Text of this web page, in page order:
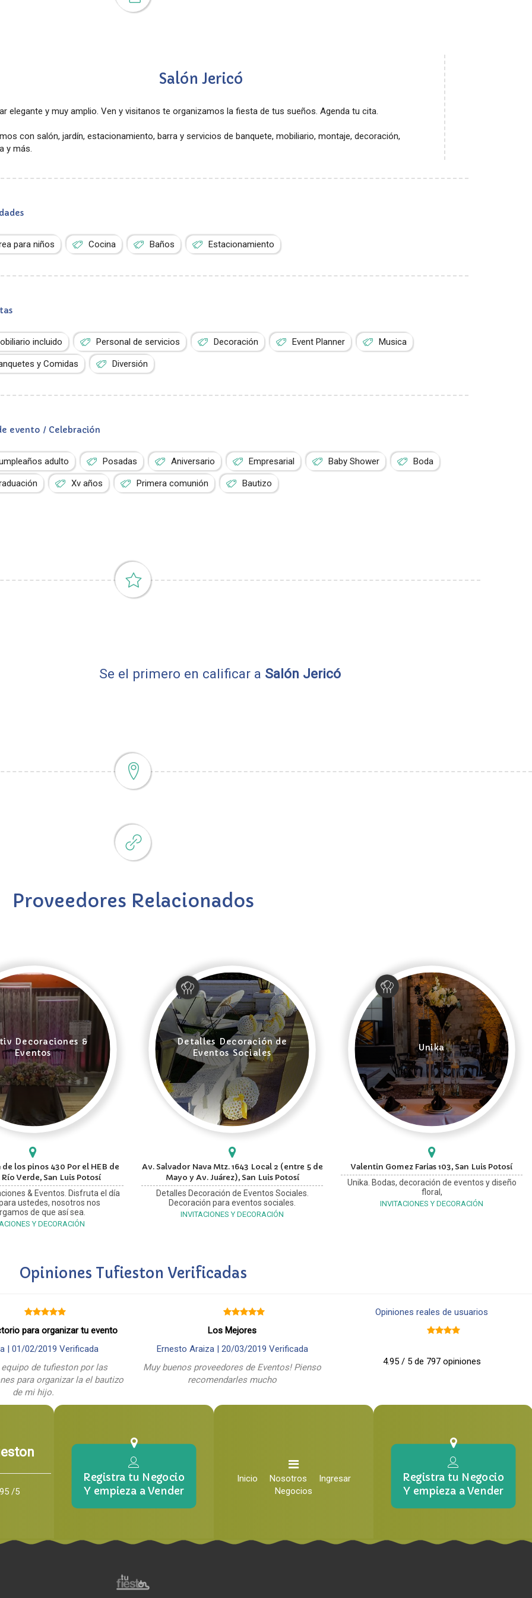
Salón Jericó
elegante y muy amplio. Ven y visitanos te organizamos la fiesta de tus sueños. Agenda tu cita.
con salón, jardín, estacionamiento, barra y servicios de banquete, mobiliario, montaje, decoración,
y más.
para niños Cocina Baños Estacionamiento
incluido Personal de servicios Decoración Event Planner Musica
y Comidas Diversión
evento / Celebración
adulto Posadas Aniversario Empresarial Baby Shower Boda
Xv años Primera comunión Bautizo
Se el primero en calificar a Salón Jericó
Proveedores Relacionados
Decoraciones &
Eventos
los pinos 430 Por el HEB de
Río Verde, San Luis Potosí
& Eventos. Disfruta el día
ustedes, nosotros nos
de que así sea.
Y DECORACIÓN
Detalles Decoración de
Eventos Sociales
Av. Salvador Nava Mtz. 1643 Local 2 (entre 5 de
Mayo y Av. Juárez), San Luis Potosí
Detalles Decoración de Eventos Sociales.
Decoración para eventos sociales.
INVITACIONES Y DECORACIÓN
Unika
Valentin Gomez Farias 103, San Luis Potosí
Unika. Bodas, decoración de eventos y diseño
floral,
INVITACIONES Y DECORACIÓN
Opiniones Tufieston Verificadas
para organizar tu evento
| 01/02/2019 Verificada
equipo de tufieston por las
para organizar la el bautizo
de mi hijo.
Los Mejores
Ernesto Araiza | 20/03/2019 Verificada
Muy buenos proveedores de Eventos! Pienso
recomendarles mucho
Opiniones reales de usuarios
4.95 / 5 de 797 opiniones
/5
Registra tu Negocio
Y empieza a Vender
Inicio Nosotros
Ingresar
Negocios
Registra tu Negocio
Y empieza a Vender